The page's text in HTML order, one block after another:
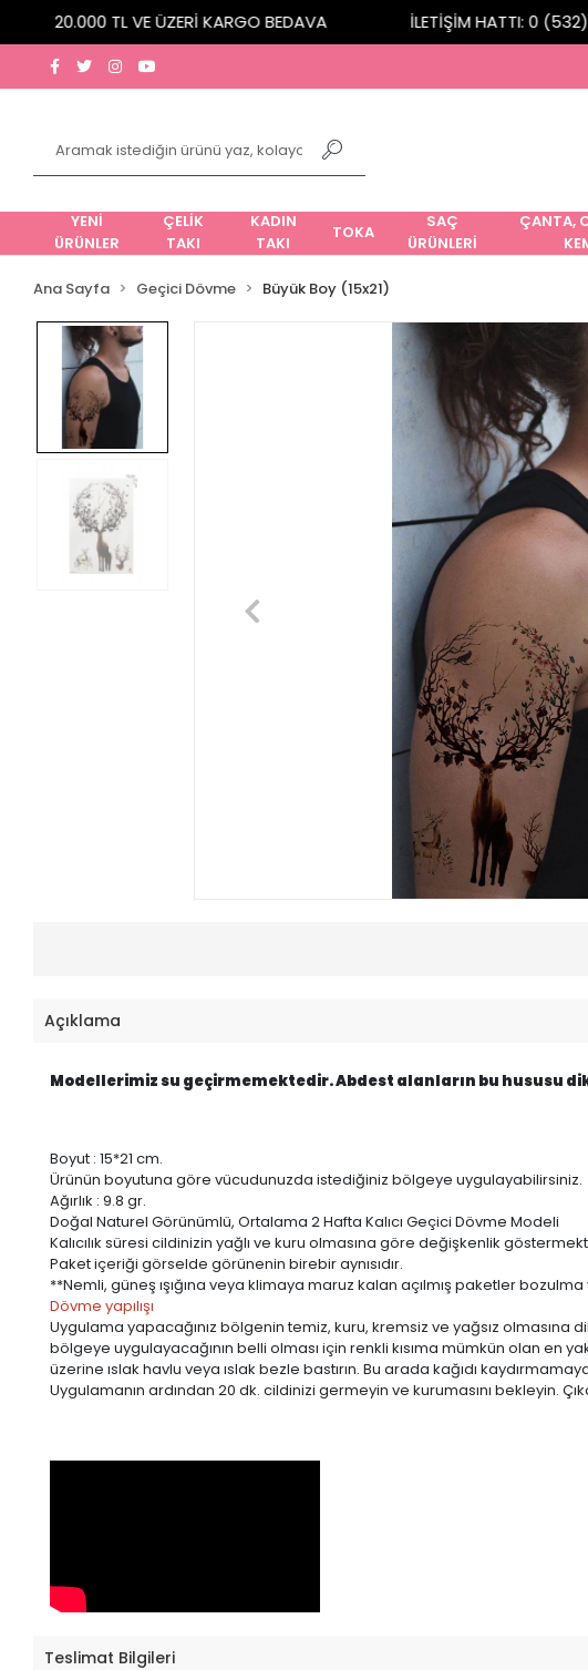
20.000 TL VE ÜZERİ KARGO BEDAVA İLETİŞİM HATTI: 0 (532)
YENİ
ÜRÜNLER
ÇELİK
TAKI
KADIN
TAKI
TOKA
SAÇ
ÜRÜNLERİ
ÇANTA,
Ana Sayfa Geçici Dövme Büyük Boy (15x21)
Açıklama
Modellerimiz su geçirmemektedir. Abdest alanların bu hususu
Boyut : 15*21 cm.
Ürünün boyutuna göre vücudunuzda istediğiniz bölgeye uygulayabilirsiniz.
Ağırlık : 9.8 gr.
Doğal Naturel Görünümlü, Ortalama 2 Hafta Kalıcı Geçici Dövme Modeli
Kalıcılık süresi cildinizin yağlı ve kuru olmasına göre değişkenlik
Paket içeriği görselde görünenin birebir aynısıdır.
**Nemli, güneş ışığına veya klimaya maruz kalan açılmış paketler
Dövme yapılışı
Uygulama yapacağınız bölgenin temiz, kuru, kremsiz ve yağsız olmasına
bölgeye uygulayacağının belli olması için renkli kısıma mümkün olan en
üzerine ıslak havlu veya ıslak bezle bastırın. Bu arada kağıdı
Uygulamanın ardından 20 dk. cildinizi germeyin ve kurumasını bekleyin.
Teslimat Bilgileri